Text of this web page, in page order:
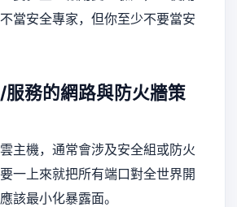
當安全專家，但你至少不要當安
服務的網路與防火牆策
主機，通常會涉及安全組或防火
一上來就把所有端口對全世界開
該最小化暴露面。